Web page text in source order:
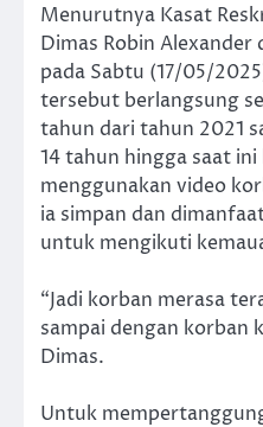
Menurutnya Kasat
Dimas Robin
pada Sabtu (17/05/
tersebut berlangsung
tahun dari tahun 2021
14 tahun hingga saat ini
menggunakan video
ia simpan dan
untuk mengikuti
“Jadi korban merasa
sampai dengan korban
Dimas.
Untuk